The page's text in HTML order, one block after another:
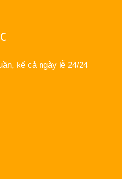
kể cả ngày lễ 24/24